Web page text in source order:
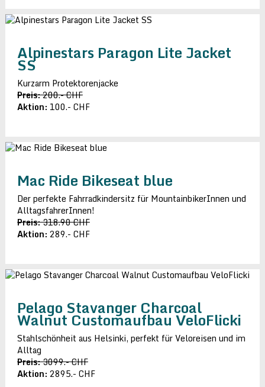
Alpinestars Paragon Lite Jacket
SS
Kurzarm Protektorenjacke
Preis:200.- CHF
Aktion: 100.- CHF
Mac Ride Bikeseat blue
Der perfekte Fahrradkindersitz für MountainbikerInnen und
AlltagsfahrerInnen!
Preis:318.90 CHF
Aktion: 289.- CHF
Pelago Stavanger Charcoal
Walnut Customaufbau VeloFlicki
Stahlschönheit aus Helsinki, perfekt für Veloreisen und im
Alltag
Preis:3099.- CHF
Aktion: 2895.- CHF